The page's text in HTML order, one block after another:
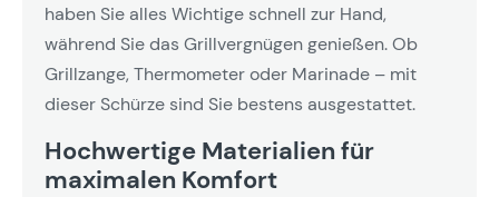
haben Sie alles Wichtige schnell zur Hand,
während Sie das Grillvergnügen genießen. Ob
Grillzange, Thermometer oder Marinade – mit
dieser Schürze sind Sie bestens ausgestattet.
Hochwertige Materialien für
maximalen Komfort